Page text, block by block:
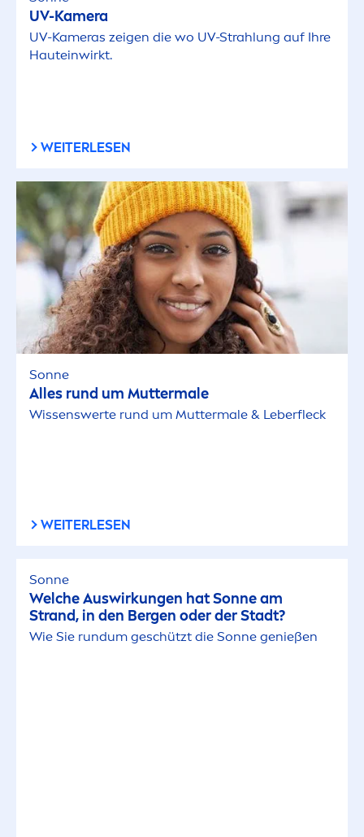
UV-Kamera
UV-Kameras zeigen die wo UV-Strahlung auf Ihre
Hauteinwirkt.
WEITERLESEN
Sonne
Alles rund um Muttermale
Wissenswerte rund um Muttermale & Leberfleck
WEITERLESEN
Sonne
Welche Auswirkungen hat Sonne am
Strand, in den Bergen oder der Stadt?
Wie Sie rundum geschützt die Sonne genießen